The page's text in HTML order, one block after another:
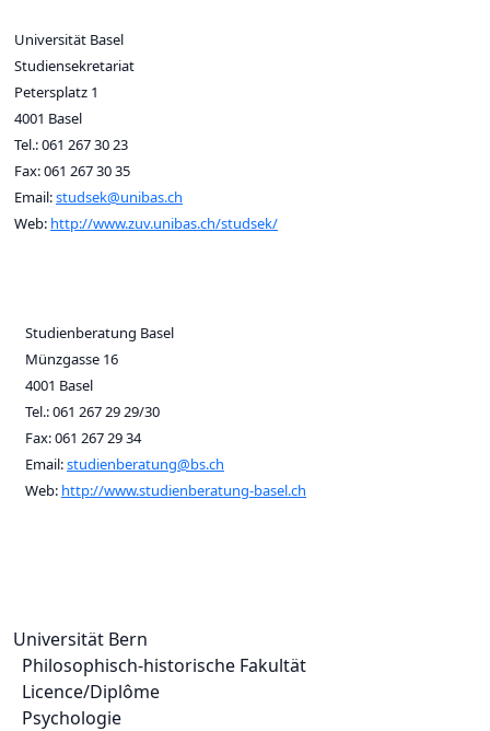
Universität Basel
Studiensekretariat
Petersplatz 1
4001 Basel
Tel.: 061 267 30 23
Fax: 061 267 30 35
Email:studsek@unibas.ch
Web: http://www.zuv.unibas.ch/studsek/
Studienberatung Basel
Münzgasse 16
4001 Basel
Tel.: 061 267 29 29/30
Fax: 061 267 29 34
Email:studienberatung@bs.ch
Web: http://www.studienberatung-basel.ch
Universität Bern
Philosophisch-historische Fakultät
Licence/Diplôme
Psychologie